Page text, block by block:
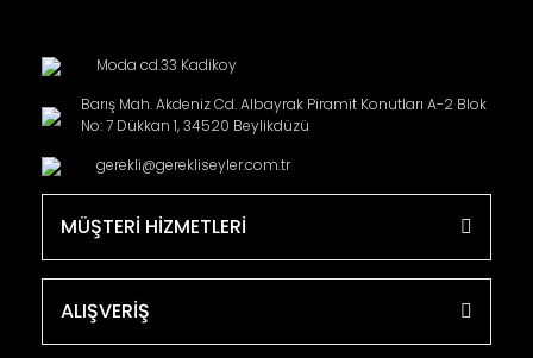
Moda cd.33 Kadikoy
Barış Mah. Akdeniz Cd. Albayrak Piramit Konutları A-2 Blok
No: 7 Dükkan 1, 34520 Beylikdüzü
gerekli@gerekliseyler.com.tr
MÜŞTERİ HİZMETLERİ
ALIŞVERİŞ